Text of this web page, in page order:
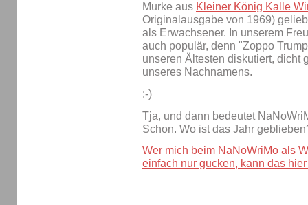
Murke aus Kleiner König Kalle
Originalausgabe von 1969)
als Erwachsener. In unserem
auch populär, denn "Zoppo
unseren Ältesten diskutiert, dicht
unseres Nachnamens.
:-)
Tja, und dann bedeutet
Schon. Wo ist das Jahr
Wer mich beim NaNoWriMo als
einfach nur gucken, kann das